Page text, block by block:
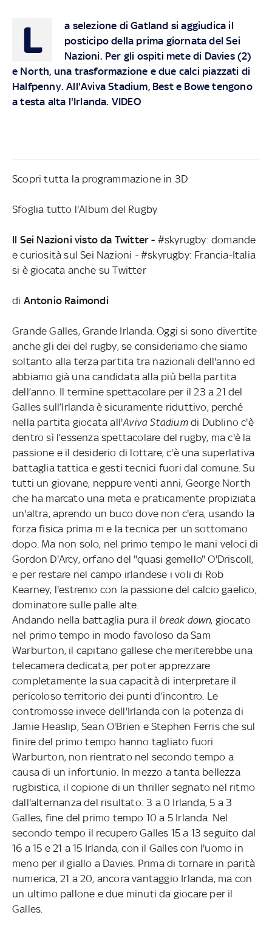
L
a selezione di Gatland si aggiudica il
posticipo della prima giornata del Sei
Nazioni. Per gli ospiti mete di Davies (2)
e North, una trasformazione e due calci piazzati di
Halfpenny. All'Aviva Stadium, Best e Bowe tengono
a testa alta l'Irlanda. VIDEO
Scopri tutta la programmazione in 3D
Sfoglia tutto l'Album del Rugby
Il Sei Nazioni visto da Twitter - #skyrugby: domande
e curiosità sul Sei Nazioni -#skyrugby: Francia-Italia
si è giocata anche su Twitter
di Antonio Raimondi
Grande Galles, Grande Irlanda. Oggi si sono divertite
anche gli dei del rugby, se consideriamo che siamo
soltanto alla terza partita tra nazionali dell'anno ed
abbiamo già una candidata alla più bella partita
dell’anno. Il termine spettacolare per il 23 a 21 del
Galles sull’Irlanda è sicuramente riduttivo, perché
nella partita giocata all'Aviva Stadiumdi Dublino c'è
dentro sì l’essenza spettacolare del rugby, ma c'è la
passione e il desiderio di lottare, c'è una superlativa
battaglia tattica e gesti tecnici fuori dal comune. Su
tutti un giovane, neppure venti anni, George North
che ha marcato una meta e praticamente propiziata
un'altra, aprendo un buco dove non c'era, usando la
forza fisica prima m e la tecnica per un sottomano
dopo. Ma non solo, nel primo tempo le mani veloci di
Gordon D'Arcy, orfano del "quasi gemello" O'Driscoll,
e per restare nel campo irlandese i voli di Rob
Kearney, l'estremo con la passione del calcio gaelico,
dominatore sulle palle alte.
Andando nella battaglia pura il break down, giocato
nel primo tempo in modo favoloso da Sam
Warburton, il capitano gallese che meriterebbe una
telecamera dedicata, per poter apprezzare
completamente la sua capacità di interpretare il
pericoloso territorio dei punti d’incontro. Le
contromosse invece dell'Irlanda con la potenza di
Jamie Heaslip, Sean O'Brien e Stephen Ferris che sul
finire del primo tempo hanno tagliato fuori
Warburton, non rientrato nel secondo tempo a
causa di un infortunio. In mezzo a tanta bellezza
rugbistica, il copione di un thriller segnato nel ritmo
dall'alternanza del risultato: 3 a 0 Irlanda, 5 a 3
Galles, fine del primo tempo 10 a 5 Irlanda. Nel
secondo tempo il recupero Galles 15 a 13 seguito dal
16 a 15 e 21 a 15 Irlanda, con il Galles con l'uomo in
meno per il giallo a Davies. Prima di tornare in parità
numerica, 21 a 20, ancora vantaggio Irlanda, ma con
un ultimo pallone e due minuti da giocare per il
Galles.